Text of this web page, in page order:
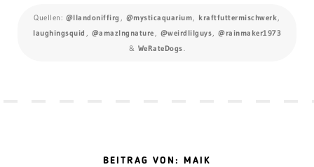
Quellen: @llandoniffirg , @mysticaquarium, kraftfuttermischwerk,
laughingsquid , @amazlngnature , @weirdlilguys, @rainmaker1973
& WeRateDogs.
BEITRAG VON: MAIK